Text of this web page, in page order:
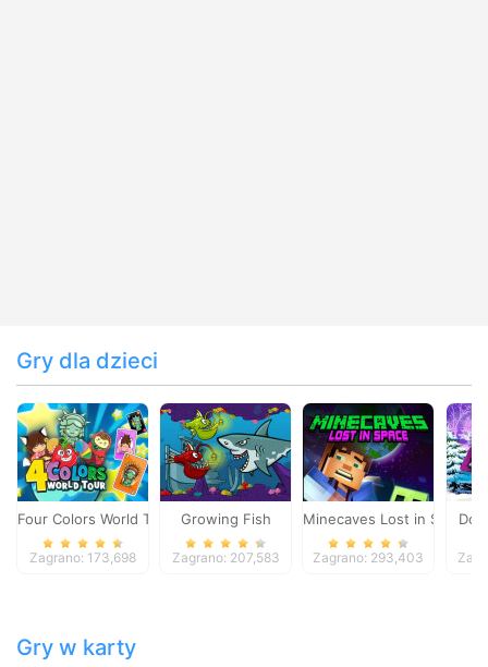
Gry dla dzieci
Four Colors World Tour
Zagrano: 173,698
Growing Fish
Zagrano: 207,583
Minecaves Lost in Space
Zagrano: 293,403
Gry w karty